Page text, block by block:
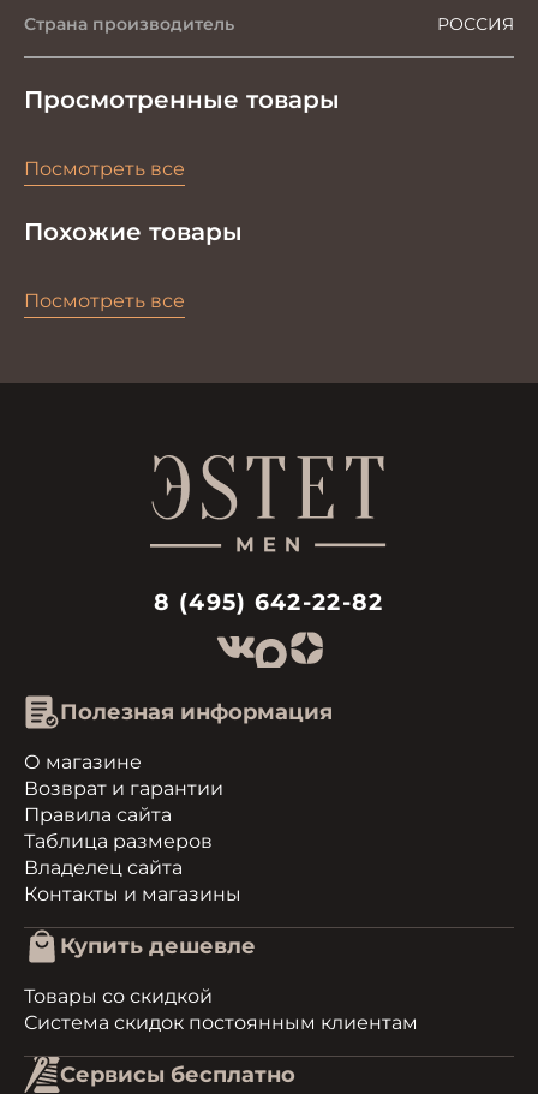
Страна производитель РОССИЯ
Просмотренные товары
Посмотреть все
Похожие товары
Посмотреть все
8 (495) 642-22-82
Полезная информация
О магазине
Возврат и гарантии
Правила сайта
Таблица размеров
Владелец сайта
Контакты и магазины
Купить дешевле
Товары со скидкой
Система скидок постоянным клиентам
Сервисы бесплатно